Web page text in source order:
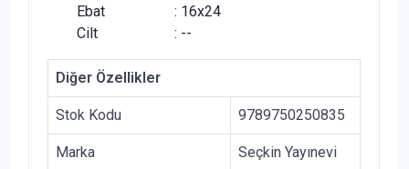
Ebat : 16x24
Cilt : --
Diğer Özellikler
Stok Kodu 9789750250835
Marka Seçkin Yayınevi